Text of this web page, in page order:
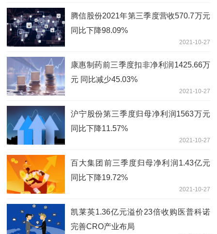
腾信股份2021年第三季度营收570.7万元
同比下降98.09%
2021-10-27
康惠制药前三季度扣非净利润1425.66万
元 同比减少45.03%
2021-10-27
沪宁股份第三季度归母净利润1563万元
同比下降11.57%
2021-10-27
百大集团前三季度归母净利润1.43亿元
同比下降19.72%
2021-10-27
凯莱英1.36亿元溢价23倍收购医普科诺
完善CRO产业布局